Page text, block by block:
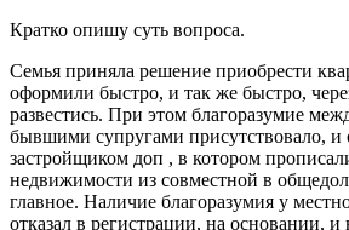
Кратко опишу суть вопроса.
Семья приняла решение приобрести
оформили быстро, и так же быстро,
развестись. При этом благоразумие
бывшими супругами присутствовало, и
застройщиком доп , в котором
недвижимости из совместной в
главное. Наличие благоразумия у
отказал в регистрации, на основании, и